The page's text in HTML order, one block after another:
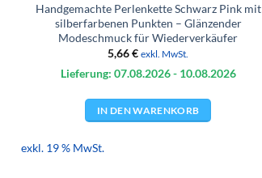
Handgemachte Perlenkette Schwarz Pink mit
silberfarbenen Punkten – Glänzender
Modeschmuck für Wiederverkäufer
5,66€ exkl. MwSt.
Lieferung: 07.08.2026- 10.08.2026
IN DEN WARENKORB
exkl. 19 % MwSt.